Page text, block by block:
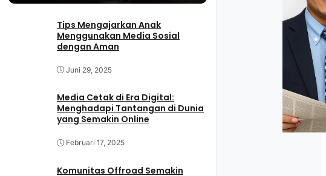
Tips Mengajarkan Anak
Menggunakan Media Sosial
dengan Aman
Juni 29, 2025
Media Cetak di Era Digital:
Menghadapi Tantangan di Dunia
yang Semakin Online
Februari 17, 2025
Komunitas Offroad Semakin